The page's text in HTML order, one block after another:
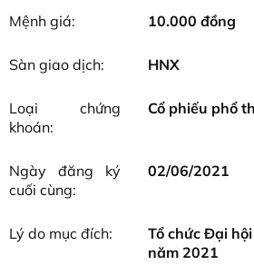
Mệnh giá: 10.000 đồng
Sàn giao dịch: HNX
Loại chứng
khoán:
Cổ phiếu phổ
Ngày đăng ký
cuối cùng:
02/06/2021
Lý do mục đích:
Tổ chức Đại
năm 2021